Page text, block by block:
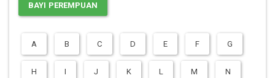
BAYI PEREMPUAN
A B C D E F G
H I J K L M N